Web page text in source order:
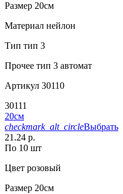
Размер 20см
Материал нейлон
Тип тип 3
Прочее тип 3 автомат
Артикул 30110
30111
20см
checkmark_alt_circleВыбрать
21.24 р.
По 10 шт
Цвет розовый
Размер 20см